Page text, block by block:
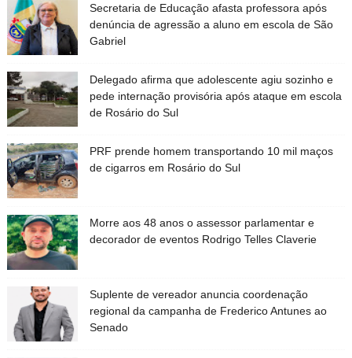
Secretaria de Educação afasta professora após
denúncia de agressão a aluno em escola de São
Gabriel
Delegado afirma que adolescente agiu sozinho e
pede internação provisória após ataque em escola
de Rosário do Sul
PRF prende homem transportando 10 mil maços
de cigarros em Rosário do Sul
Morre aos 48 anos o assessor parlamentar e
decorador de eventos Rodrigo Telles Claverie
Suplente de vereador anuncia coordenação
regional da campanha de Frederico Antunes ao
Senado